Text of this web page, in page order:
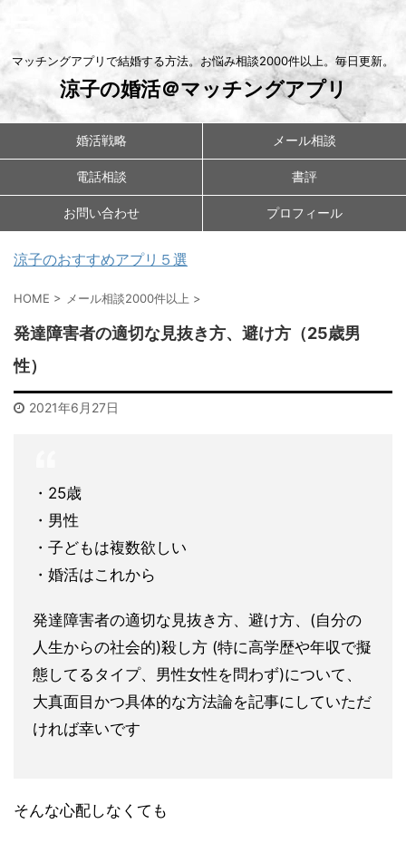
マッチングアプリで結婚する方法。お悩み相談2000件以上。毎日更新。
涼子の婚活＠マッチングアプリ
婚活戦略 メール相談
電話相談 書評
お問い合わせ プロフィール
涼子のおすすめアプリ５選
HOME > メール相談2000件以上 >
発達障害者の適切な見抜き方、避け方（25歳男
性）
2021年6月27日
・25歳
・男性
・子どもは複数欲しい
・婚活はこれから
発達障害者の適切な見抜き方、避け方、(自分の
人生からの社会的)殺し方 (特に高学歴や年収で擬
態してるタイプ、男性女性を問わず)について、
大真面目かつ具体的な方法論を記事にしていただ
ければ幸いです
そんな心配しなくても